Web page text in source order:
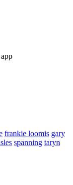
frankie loomis gary
spanning taryn